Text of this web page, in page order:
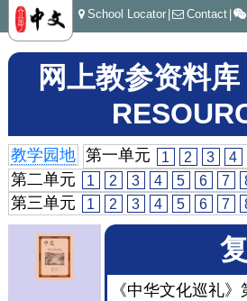
School Locator Contact
网上教参资料
教学园地 第一单元 1 2 3 4
第二单元 1 2 3 4 5 6 7
第三单元 1 2 3 4 5 6 7
《中华文化巡礼